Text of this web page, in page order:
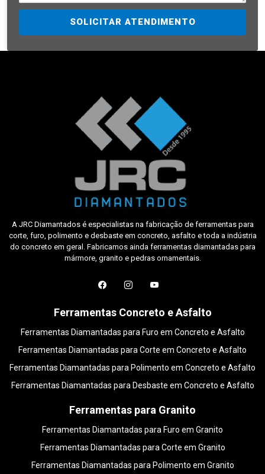
SOLICITAR ATENDIMENTO
A JRC Diamantados é especialistas na fabricação de ferramentas para
corte, furo, polimento e desbaste em concreto, asfalto e toda a indústria
do concreto em geral. Fabricamos ainda ferramentas diamantadas para
mármore, granito e pedras ornamentais.
Ferramentas Concreto e Asfalto
Ferramentas Diamantadas para Furo em Concreto e Asfalto
Ferramentas Diamantadas para Corte em Concreto e Asfalto
Ferramentas Diamantadas para Polimento em Concreto e Asfalto
Ferramentas Diamantadas para Desbaste em Concreto e Asfalto
Ferramentas para Granito
Ferramentas Diamantadas para Furo em Granito
Ferramentas Diamantadas para Corte em Granito
Ferramentas Diamantadas para Polimento em Granito